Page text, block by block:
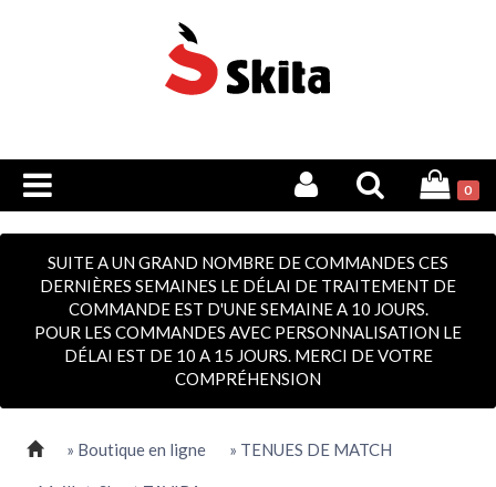
0
SUITE A UN GRAND NOMBRE DE COMMANDES CES
DERNIÈRES SEMAINES LE DÉLAI DE TRAITEMENT DE
COMMANDE EST D'UNE SEMAINE A 10 JOURS.
POUR LES COMMANDES AVEC PERSONNALISATION LE
DÉLAI EST DE 10 A 15 JOURS. MERCI DE VOTRE
COMPRÉHENSION
» Boutique en ligne » TENUES DE MATCH